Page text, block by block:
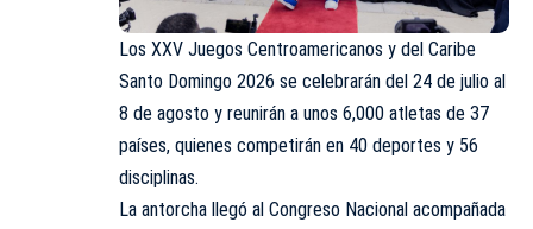
Los XXV Juegos Centroamericanos y del Caribe
Santo Domingo 2026 se celebrarán del 24 de julio al
8 de agosto y reunirán a unos 6,000 atletas de 37
países, quienes competirán en 40 deportes y 56
disciplinas.
La antorcha llegó al Congreso Nacional acompañada